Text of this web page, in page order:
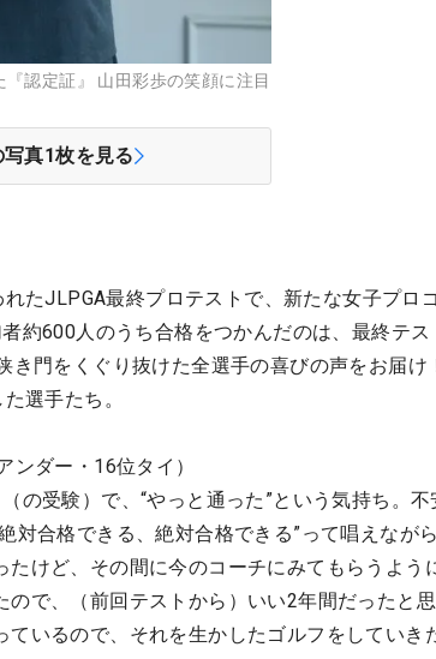
認定証』 山田彩歩の笑顔に注目
写真1枚を見る
たJLPGA最終プロテストで、新たな女子プロ
約600人のうち合格をつかんだのは、最終テ
き門をくぐり抜けた全選手の喜びの声をお届け
選手たち。
ンダー・16位タイ）
の受験）で、“やっと通った”という気持ち。
対合格できる、絶対合格できる”って唱えなが
たけど、その間に今のコーチにみてもらうよう
ので、（前回テストから）いい2年間だったと
いるので、それを生かしたゴルフをしていき